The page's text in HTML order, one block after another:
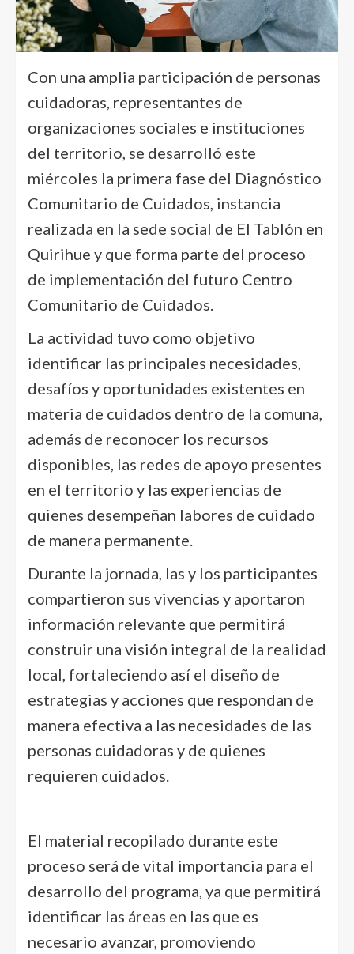
Con una amplia participación de personas
cuidadoras, representantes de
organizaciones sociales e instituciones
del territorio, se desarrolló este
miércoles la primera fase del Diagnóstico
Comunitario de Cuidados, instancia
realizada en la sede social de El Tablón en
Quirihue y que forma parte del proceso
de implementación del futuro Centro
Comunitario de Cuidados.
La actividad tuvo como objetivo
identificar las principales necesidades,
desafíos y oportunidades existentes en
materia de cuidados dentro de la comuna,
además de reconocer los recursos
disponibles, las redes de apoyo presentes
en el territorio y las experiencias de
quienes desempeñan labores de cuidado
de manera permanente.
Durante la jornada, las y los participantes
compartieron sus vivencias y aportaron
información relevante que permitirá
construir una visión integral de la realidad
local, fortaleciendo así el diseño de
estrategias y acciones que respondan de
manera efectiva a las necesidades de las
personas cuidadoras y de quienes
requieren cuidados.
El material recopilado durante este
proceso será de vital importancia para el
desarrollo del programa, ya que permitirá
identificar las áreas en las que es
necesario avanzar, promoviendo